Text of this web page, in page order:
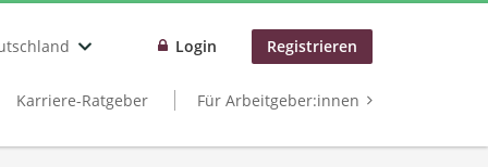
Login Registrieren
Karriere-Ratgeber Für Arbeitgeber:innen